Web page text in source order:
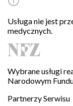
Usługa nie jest
medycznych.
Wybrane usługi
Narodowym
Partnerzy Serwisu